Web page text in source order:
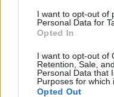
I want to opt-out of
Personal Data for
Opted In
I want to opt-out of
Retention, Sale,
Personal Data that
Purposes for which
Opted Out
Watsona jsou od té doby
palubě nebyl. Píše o tom
policii.
Záchranná stanice v
volně žijících zvířat
5.8.2026 17:40 | PRAHA (